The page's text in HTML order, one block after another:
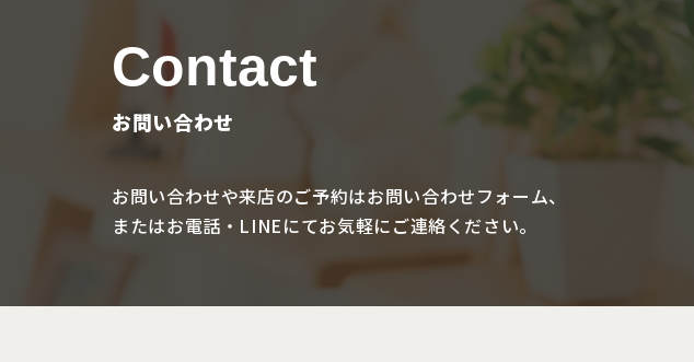
Contact
お問い合わせ
お問い合わせや来店のご予約はお問い合わせフォーム、
またはお電話・LINEにてお気軽にご連絡ください。